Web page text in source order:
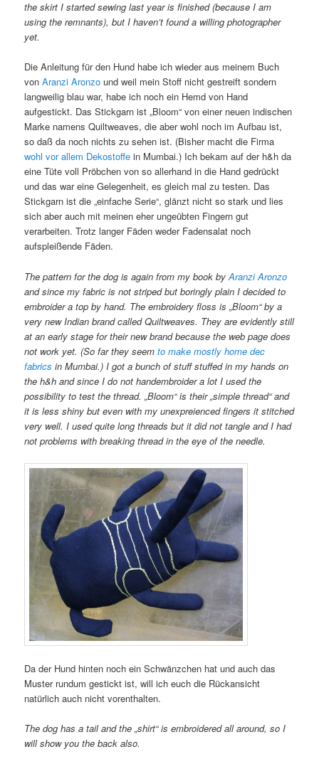
the skirt I started sewing last year is finished (because I am
using the remnants), but I haven’t found a willing photographer
yet.
Die Anleitung für den Hund habe ich wieder aus meinem Buch
vonAranzi Aronzo und weil mein Stoff nicht gestreift sondern
langweilig blau war, habe ich noch ein Hemd von Hand
aufgestickt. Das Stickgarn ist „Bloom“ von einer neuen indischen
Marke namens Quiltweaves, die aber wohl noch im Aufbau ist,
so daß da noch nichts zu sehen ist. (Bisher macht die Firma
wohl vor allem Dekostoffe in Mumbai.) Ich bekam auf der h&h da
eine Tüte voll Pröbchen von so allerhand in die Hand gedrückt
und das war eine Gelegenheit, es gleich mal zu testen. Das
Stickgarn ist die „einfache Serie“, glänzt nicht so stark und lies
sich aber auch mit meinen eher ungeübten Fingern gut
verarbeiten. Trotz langer Fäden weder Fadensalat noch
aufspleißende Fäden.
The pattern for the dog is again from my book byAranzi Aronzo
and since my fabric is not striped but boringly plain I decided to
embroider a top by hand. The embroidery floss is „Bloom“ by a
very new Indian brand called Quiltweaves. They are evidently still
at an early stage for their new brand because the web page does
not work yet. (So far they seemto make mostly home dec
fabrics in Mumbai.) I got a bunch of stuff stuffed in my hands on
the h&h and since I do not handembroider a lot I used the
possibility to test the thread. „Bloom“ is their „simple thread“ and
it is less shiny but even with my unexpreienced fingers it stitched
very well. I used quite long threads but it did not tangle and I had
not problems with breaking thread in the eye of the needle.
Da der Hund hinten noch ein Schwänzchen hat und auch das
Muster rundum gestickt ist, will ich euch die Rückansicht
natürlich auch nicht vorenthalten.
The dog has a tail and the „shirt“ is embroidered all around, so I
will show you the back also.